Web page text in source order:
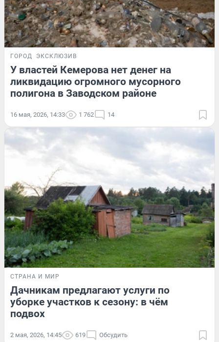
ГОРОД ЭКСКЛЮЗИВ
У властей Кемерова нет денег на
ликвидацию огромного мусорного
полигона в Заводском районе
16 мая, 2026, 14:33 1 762 14
СТРАНА И МИР
Дачникам предлагают услуги по
уборке участков к сезону: в чём
подвох
2 мая, 2026, 14:45 619 Обсудить